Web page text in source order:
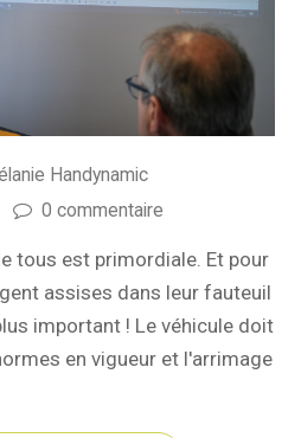
Handynamic
0 commentaire
tous est primordiale. Et pour
assises dans leur fauteuil
important ! Le véhicule doit
en vigueur et l'arrimage